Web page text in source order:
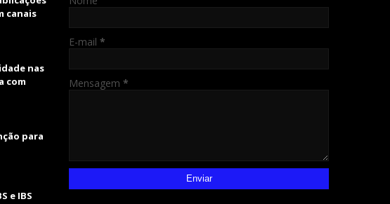
canais
nas
com
para
e IBS
E-mail *
Mensagem *